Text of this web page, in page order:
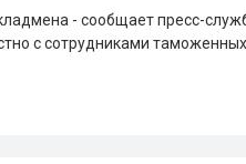
- сообщает пресс-
с сотрудниками таможенных